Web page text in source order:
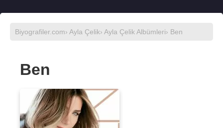
Biyografiler.com› Ayla Çelik› Ayla Çelik Albümleri› Ben
Ben